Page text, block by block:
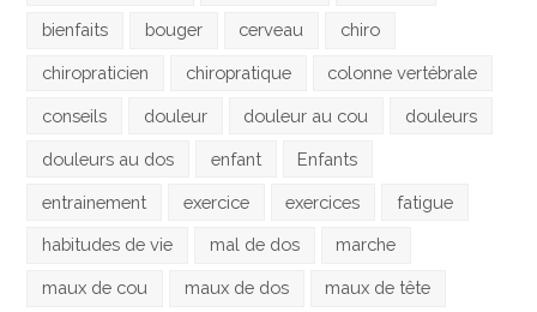
bienfaits bouger cerveau chiro
chiropraticien chiropratique colonne vertébrale
conseils douleur douleur au cou douleurs
douleurs au dos enfant Enfants
entrainement exercice exercices fatigue
habitudes de vie mal de dos marche
maux de cou maux de dos maux de tête